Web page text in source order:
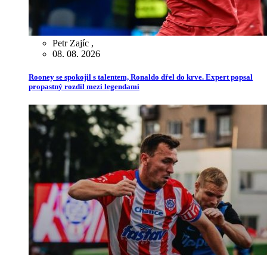
Petr Zajíc ,
08. 08. 2026
Rooney se spokojil s talentem, Ronaldo dřel do krve. Expert popsal
propastný rozdíl mezi legendami